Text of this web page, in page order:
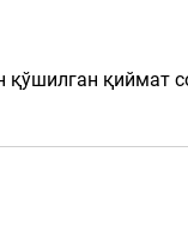
қиймат